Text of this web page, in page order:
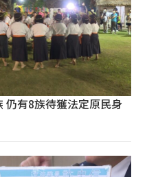
仍有8族待獲法定原民身